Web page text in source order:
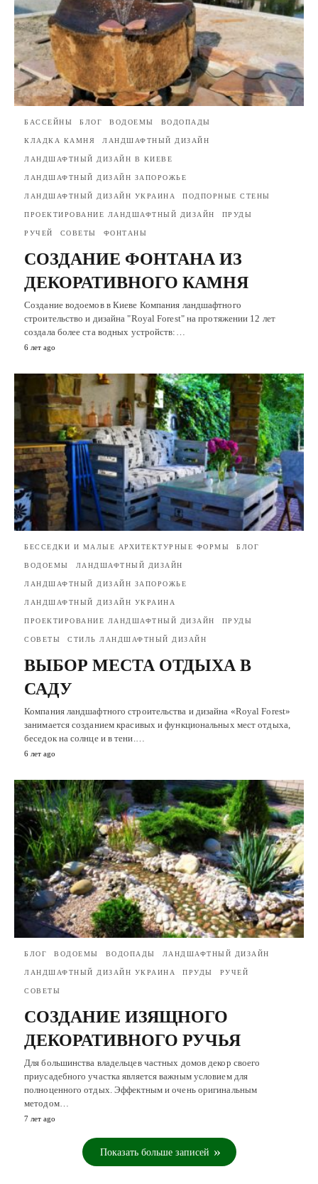
БАССЕЙНЫ БЛОГ ВОДОЕМЫ ВОДОПАДЫ
КЛАДКА КАМНЯ ЛАНДШАФТНЫЙ ДИЗАЙН
ЛАНДШАФТНЫЙ ДИЗАЙН В КИЕВЕ
ЛАНДШАФТНЫЙ ДИЗАЙН ЗАПОРОЖЬЕ
ЛАНДШАФТНЫЙ ДИЗАЙН УКРАИНА ПОДПОРНЫЕ СТЕНЫ
ПРОЕКТИРОВАНИЕ ЛАНДШАФТНЫЙ ДИЗАЙН ПРУДЫ
РУЧЕЙ СОВЕТЫ ФОНТАНЫ
СОЗДАНИЕ ФОНТАНА ИЗ
ДЕКОРАТИВНОГО КАМНЯ
Создание водоемов в Киеве Компания ландшафтного
строительство и дизайна "Royal Forest" на протяжении 12 лет
создала более ста водных устройств:…
6 лет ago
БЕССЕДКИ И МАЛЫЕ АРХИТЕКТУРНЫЕ ФОРМЫ БЛОГ
ВОДОЕМЫ ЛАНДШАФТНЫЙ ДИЗАЙН
ЛАНДШАФТНЫЙ ДИЗАЙН ЗАПОРОЖЬЕ
ЛАНДШАФТНЫЙ ДИЗАЙН УКРАИНА
ПРОЕКТИРОВАНИЕ ЛАНДШАФТНЫЙ ДИЗАЙН ПРУДЫ
СОВЕТЫ СТИЛЬ ЛАНДШАФТНЫЙ ДИЗАЙН
ВЫБОР МЕСТА ОТДЫХА В
САДУ
Компания ландшафтного строительства и дизайна «Royal Forest»
занимается созданием красивых и функциональных мест отдыха,
беседок на солнце и в тени.…
6 лет ago
БЛОГ ВОДОЕМЫ ВОДОПАДЫ ЛАНДШАФТНЫЙ ДИЗАЙН
ЛАНДШАФТНЫЙ ДИЗАЙН УКРАИНА ПРУДЫ РУЧЕЙ
СОВЕТЫ
СОЗДАНИЕ ИЗЯЩНОГО
ДЕКОРАТИВНОГО РУЧЬЯ
Для большинства владельцев частных домов декор своего
приусадебного участка является важным условием для
полноценного отдых. Эффектным и очень оригинальным
методом…
7 лет ago
Показать больше записей